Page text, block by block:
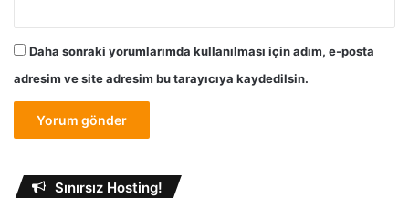
Daha sonraki yorumlarımda kullanılması için adım, e-posta
adresim ve site adresim bu tarayıcıya kaydedilsin.
Sınırsız Hosting!